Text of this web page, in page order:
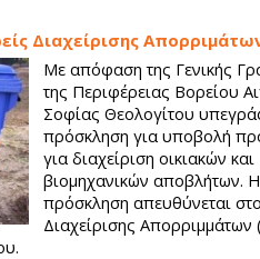
Διαχείρισης
Με απόφαση της Γενικής
της Περιφέρειας Βορείου
Σοφίας Θεολογίτου
πρόσκληση για υποβολή
για διαχείριση οικιακών και
βιομηχανικών αποβλήτων. Η
πρόσκληση απευθύνεται
Διαχείρισης